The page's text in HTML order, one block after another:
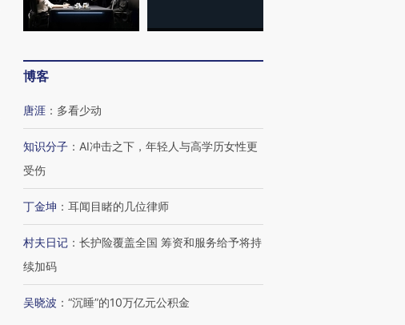
博客
唐涯 ： 多看少动
知识分子 ： AI冲击之下，年轻人与高学历女性更
受伤
丁金坤 ： 耳闻目睹的几位律师
村夫日记 ： 长护险覆盖全国 筹资和服务给予将持
续加码
吴晓波 ： “沉睡”的10万亿元公积金